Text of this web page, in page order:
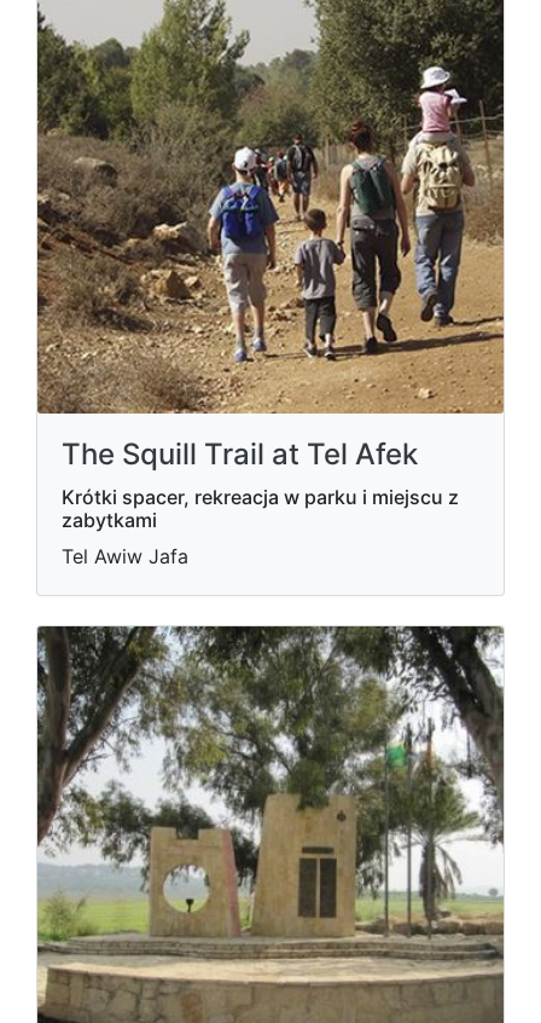
The Squill Trail at Tel Afek
Krótki spacer, rekreacja w parku i miejscu z
zabytkami
Tel Awiw Jafa